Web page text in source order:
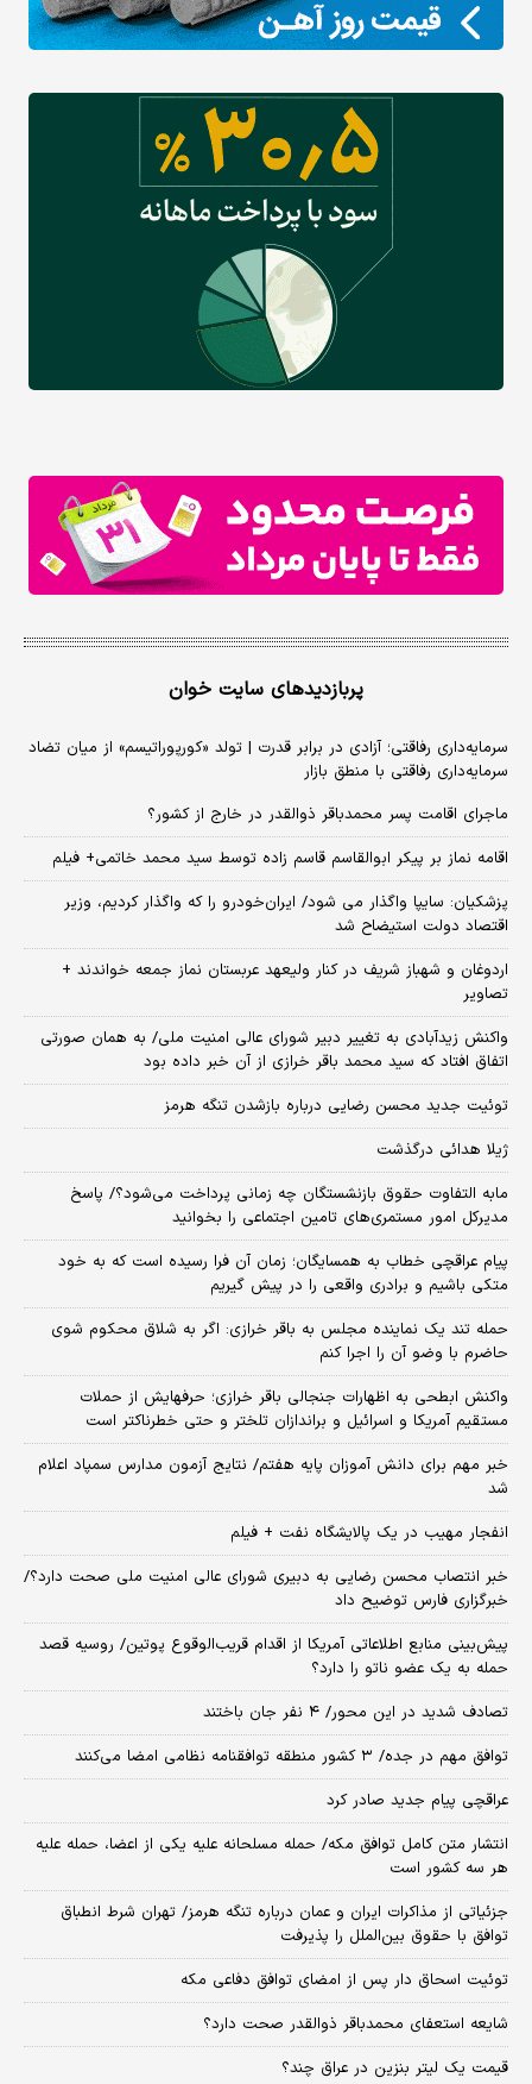
پربازدیدهای سایت خوان
سرمایه‌داری رفاقتی؛ آزادی در برابر قدرت | تولد «کورپوراتیسم» از میان تضاد
سرمایه‌داری رفاقتی با منطق بازار
ماجرای اقامت پسر محمدباقر ذوالقدر در خارج از کشور؟
اقامه نماز بر پیکر ابوالقاسم قاسم زاده توسط سید محمد خاتمی+ فیلم
پزشکیان: سایپا واگذار می شود/ ایران‌خودرو را که واگذار کردیم، وزیر
اقتصاد دولت استیضاح شد
اردوغان و شهباز شریف در کنار ولیعهد عربستان نماز جمعه خواندند +
تصاویر
واکنش زیدآبادی به تغییر دبیر شورای عالی امنیت ملی/ به همان صورتی
اتفاق افتاد که سید محمد باقر خرازی از آن خبر داده بود
توئیت جدید محسن رضایی درباره بازشدن تنگه هرمز
ژیلا هدائی درگذشت
مابه التفاوت حقوق بازنشستگان چه زمانی پرداخت می‌شود؟/ پاسخ
مدیرکل امور مستمری‌های تامین اجتماعی را بخوانید
پیام عراقچی خطاب به همسایگان؛ زمان آن فرا رسیده است که به خود
متکی باشیم و برادری واقعی را در پیش گیریم
حمله تند یک نماینده مجلس به باقر خرازی: اگر به شلاق محکوم شوی
حاضرم با وضو آن را اجرا کنم
واکنش ابطحی به اظهارات جنجالی باقر خرازی؛ حرفهایش از حملات
مستقیم آمریکا و اسرائیل و براندازان تلختر و حتی خطرناکتر است
خبر مهم برای دانش آموزان پایه هفتم/ نتایج آزمون مدارس سمپاد اعلام
شد
انفجار مهیب در یک پالایشگاه نفت + فیلم
خبر انتصاب محسن رضایی به دبیری شورای عالی امنیت ملی صحت دارد؟/
خبرگزاری فارس توضیح داد
پیش‌بینی منابع اطلاعاتی آمریکا از اقدام قریب‌الوقوع پوتین/ روسیه قصد
حمله به یک عضو ناتو را دارد؟
تصادف شدید در این محور/ ۴ نفر جان باختند
توافق مهم در جده/ ۳ کشور منطقه توافقنامه نظامی امضا می‌کنند
عراقچی پیام جدید صادر کرد
انتشار متن کامل توافق مکه/ حمله مسلحانه علیه یکی از اعضا، حمله علیه
هر سه کشور است
جزئیاتی از مذاکرات ایران و عمان درباره تنگه هرمز/ تهران شرط انطباق
توافق با حقوق بین‌الملل را پذیرفت
توئیت اسحاق دار پس از امضای توافق دفاعی مکه
شایعه استعفای محمدباقر ذوالقدر صحت دارد؟
قیمت یک لیتر بنزین در عراق چند؟